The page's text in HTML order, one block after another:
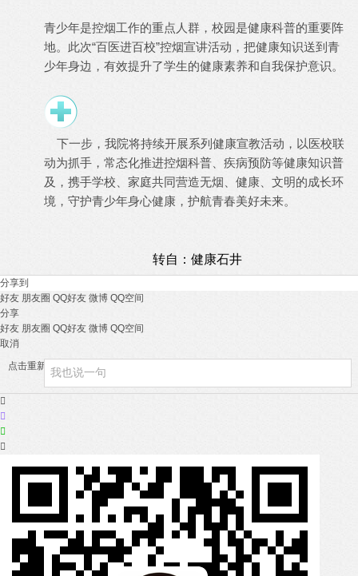
青少年是控烟工作的重点人群，校园是健康科普的重要阵
地。此次“百医进百校”控烟宣讲活动，把健康知识送到青
少年身边，有效提升了学生的健康素养和自我保护意识。
下一步，我院将持续开展系列健康宣教活动，以医校联
动为抓手，常态化推进控烟科普、疾病预防等健康知识普
及，携手学校、家庭共同营造无烟、健康、文明的成长环
境，守护青少年身心健康，护航青春美好未来。
转自：健康石井
分享到
好友 朋友圈 QQ好友 微博 QQ空间
分享
好友 朋友圈 QQ好友 微博 QQ空间
取消
点击重新加载



